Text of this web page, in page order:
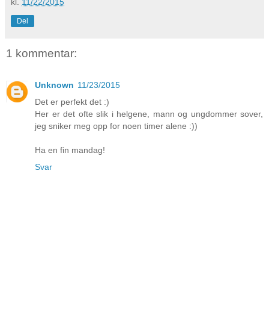
kl. 11/22/2015
Del
1 kommentar:
Unknown 11/23/2015
Det er perfekt det :)
Her er det ofte slik i helgene, mann og ungdommer sover,
jeg sniker meg opp for noen timer alene :))
Ha en fin mandag!
Svar